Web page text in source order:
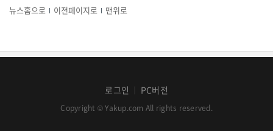
뉴스홈으로 이전페이지로 맨위로
로그인 PC버전
Copyright © Yakup.com All rights reserved.